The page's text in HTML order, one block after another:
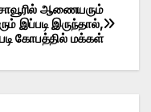
ஆணையரும்
இப்படி இருந்தால்,
கோபத்தில் மக்கள்